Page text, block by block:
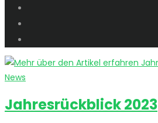
News
Jahresrückblick 2023